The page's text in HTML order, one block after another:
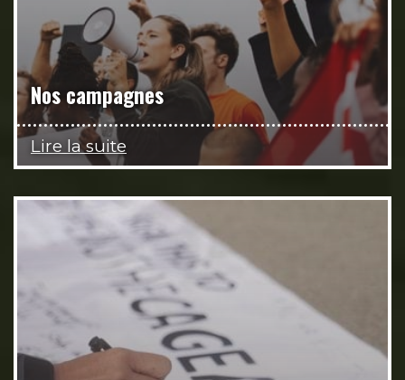
Nos campagnes
Lire la suite